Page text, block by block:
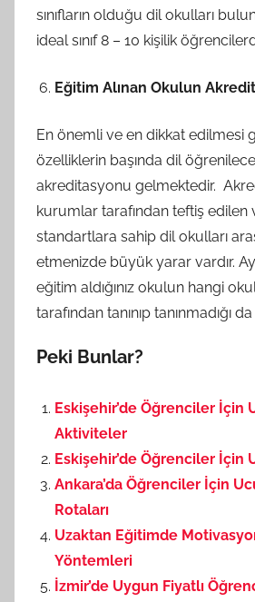
sınıfların olduğu dil okulları
ideal sınıf 8 – 10 kişilik
Eğitim Alınan Okulun
En önemli ve en dikkat edilmesi
özelliklerin başında dil
akreditasyonu gelmektedir.
kurumlar tarafından teftiş edilen
standartlara sahip dil okulları
etmenizde büyük yarar vardır.
eğitim aldığınız okulun hangi
tarafından tanınıp tanınmadığı
Peki Bunlar?
Eskişehir’de Öğrenciler İçin
Aktiviteler
Eskişehir’de Öğrenciler İçin
Ankara’da Öğrenciler İçin
Rotaları
Uzaktan Eğitimde
Yöntemleri
İzmir’de Uygun Fiyatlı